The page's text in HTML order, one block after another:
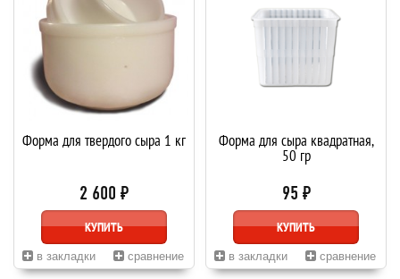
Форма для твердого сыра 1 кг
2 600 ₽
КУПИТЬ
в закладки сравнение
Форма для сыра квадратная,
50 гр
95 ₽
КУПИТЬ
в закладки сравнение